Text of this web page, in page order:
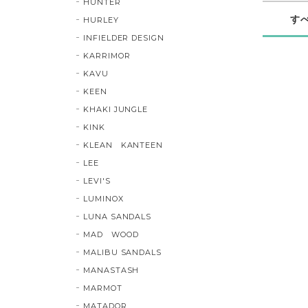
す
HUNTER
HURLEY
INFIELDER DESIGN
KARRIMOR
KAVU
KEEN
KHAKI JUNGLE
KINK
KLEAN KANTEEN
LEE
LEVI'S
LUMINOX
LUNA SANDALS
MAD WOOD
MALIBU SANDALS
MANASTASH
MARMOT
MATADOR